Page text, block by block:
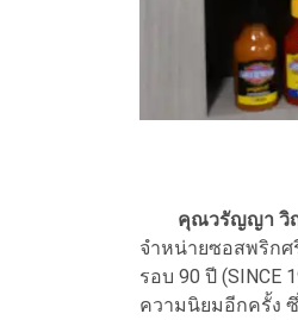
คุณวรัญญา วิ
จำหน่ายซอสพริกศ
รอบ 90 ปี
ความนิยมอีกครั้ง